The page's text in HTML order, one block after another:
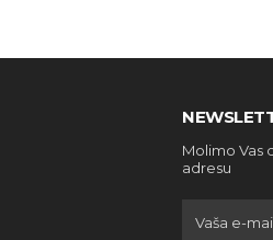
Molimo Vas
adresu